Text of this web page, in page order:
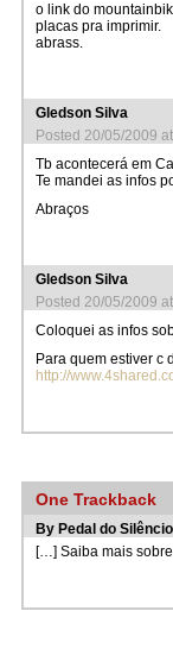
o link do
placas pra imprimir.
abrass.
Gledson Silva
Posted 20/05/2009
Tb acontecerá em
Te mandei as infos
Abraços
Gledson Silva
Posted 20/05/2009
Coloquei as infos
Para quem estiver c
http://
One Trackback
By Pedal do
[…] Saiba mais